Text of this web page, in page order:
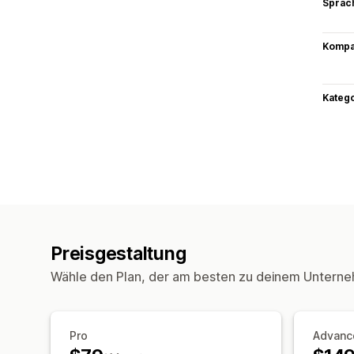
Preisgestaltung
Wähle den Plan, der am besten zu deinem
Pro